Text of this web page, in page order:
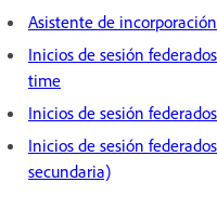
Asistente de
Inicios de sesión
time
Inicios de sesión
Inicios de sesión
secundaria)